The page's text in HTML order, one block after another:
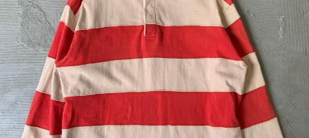
Maison Martin Margiela
Helmut Lang
Yohji Yamamoto
Other brands